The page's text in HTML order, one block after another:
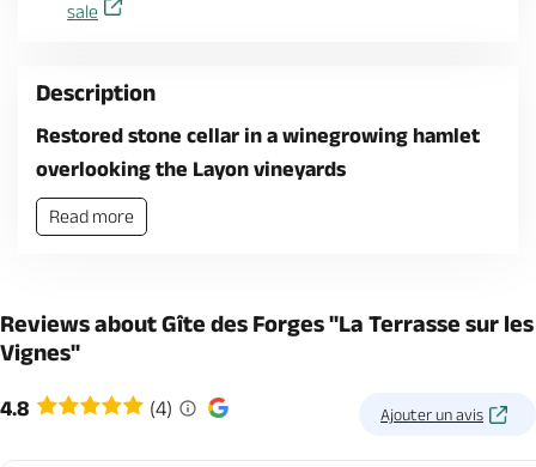
sale
Description
Restored stone cellar in a winegrowing hamlet
overlooking the Layon vineyards
Read more
Reviews about Gîte des Forges "La Terrasse sur les
Vignes"
4.8 (4) Ajouter un avis